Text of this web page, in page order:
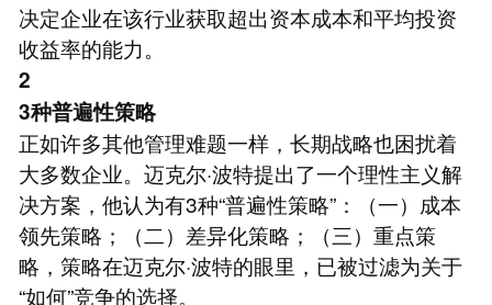
决定企业在该行业获取超出资本成本和平均投资
收益率的能力。
2
3种普遍性策略
正如许多其他管理难题一样，长期战略也困扰着
大多数企业。迈克尔·波特提出了一个理性主义解
决方案，他认为有3种“普遍性策略”：（一）成本
领先策略；（二）差异化策略；（三）重点策
略，策略在迈克尔·波特的眼里，已被过滤为关于
“如何”竞争的选择。